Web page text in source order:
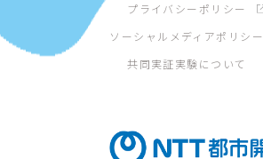
プライバシーポリシー
ソーシャルメディアポリシー
共同実証実験について